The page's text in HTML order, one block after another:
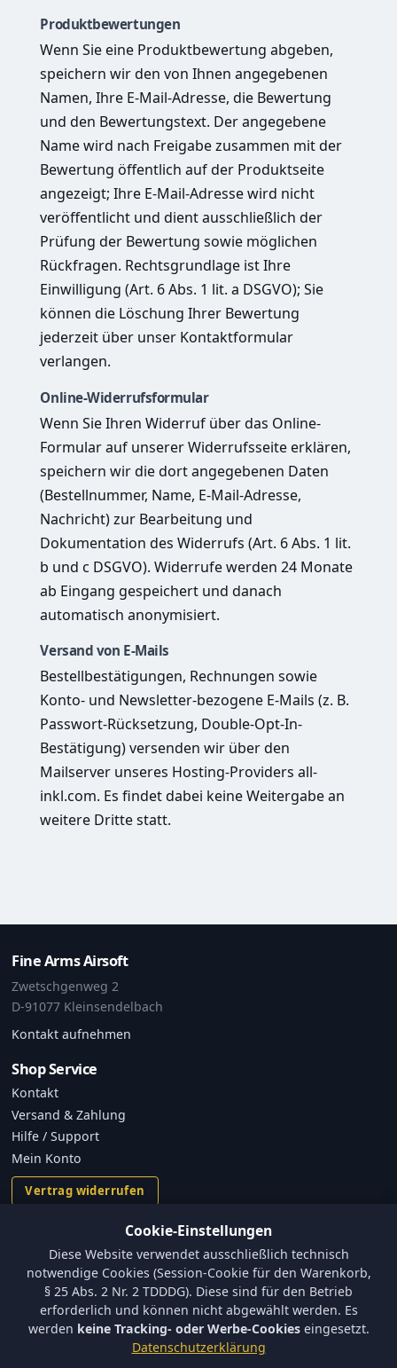
Produktbewertungen
Wenn Sie eine Produktbewertung abgeben,
speichern wir den von Ihnen angegebenen
Namen, Ihre E-Mail-Adresse, die Bewertung
und den Bewertungstext. Der angegebene
Name wird nach Freigabe zusammen mit der
Bewertung öffentlich auf der Produktseite
angezeigt; Ihre E-Mail-Adresse wird nicht
veröffentlicht und dient ausschließlich der
Prüfung der Bewertung sowie möglichen
Rückfragen. Rechtsgrundlage ist Ihre
Einwilligung (Art. 6 Abs. 1 lit. a DSGVO); Sie
können die Löschung Ihrer Bewertung
jederzeit über unser Kontaktformular
verlangen.
Online-Widerrufsformular
Wenn Sie Ihren Widerruf über das Online-
Formular auf unsererWiderrufsseiteerklären,
speichern wir die dort angegebenen Daten
(Bestellnummer, Name, E-Mail-Adresse,
Nachricht) zur Bearbeitung und
Dokumentation des Widerrufs (Art. 6 Abs. 1 lit.
b und c DSGVO). Widerrufe werden 24 Monate
ab Eingang gespeichert und danach
automatisch anonymisiert.
Versand von E-Mails
Bestellbestätigungen, Rechnungen sowie
Konto- und Newsletter-bezogene E-Mails (z. B.
Passwort-Rücksetzung, Double-Opt-In-
Bestätigung) versenden wir über den
Mailserver unseres Hosting-Providers all-
inkl.com. Es findet dabei keine Weitergabe an
weitere Dritte statt.
Fine Arms Airsoft
Zwetschgenweg 2
D-91077 Kleinsendelbach
Kontakt aufnehmen
Shop Service
Kontakt
Versand & Zahlung
Hilfe / Support
Mein Konto
Vertrag widerrufen
Versand und Zahlungsbedingungen
Batterieverordnung & Sicherheitshinweise
Datenschutz
Cookie-Einstellungen
Diese Website verwendet ausschließlich technisch
notwendige Cookies (Session-Cookie für den Warenkorb,
§ 25 Abs. 2 Nr. 2 TDDDG). Diese sind für den Betrieb
erforderlich und können nicht abgewählt werden. Es
werden keine Tracking- oder Werbe-Cookieseingesetzt.
Datenschutzerklärung